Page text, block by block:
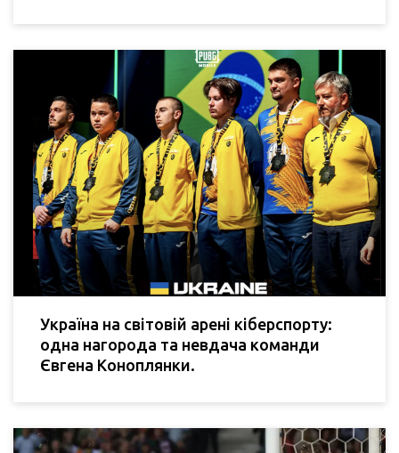
Україна на світовій арені кіберспорту:
одна нагорода та невдача команди
Євгена Коноплянки.